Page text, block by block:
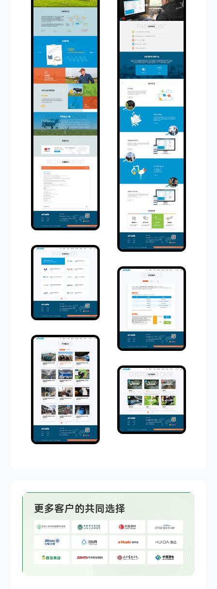
更多客户的共同选择